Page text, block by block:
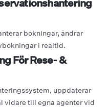
bokningar, ändrar
i realtid.
För Rese- &
uppdaterar
vidare till egna agenter vid